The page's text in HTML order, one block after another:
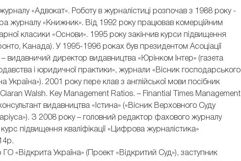
«Адвокат». Роботу в журналістиці розпочав з 1988 року -
журналу «Книжник». Від 1992 року працював комерційним
класики «Основи». 1995 року закінчив курси підвищення
Канада). У 1995-1996 роках був президентом Асоціації
видавничий директор видавництва «Юрінком Інтер» (газета
і юридичної практики», журнали «Вісник господарського
2001 року пере клав з англійської мови посібник
Walsh. Key Management Ratios. – Finantial Times Management
видавництва «Істина» («Вісник Верховного Суду
З 2008 року – головний редактор фахового журналу
підвищення кваліфікації «Цифрова журналістика»
«Відкрита Україна» (Проект «Відкритий Суд»), заступник